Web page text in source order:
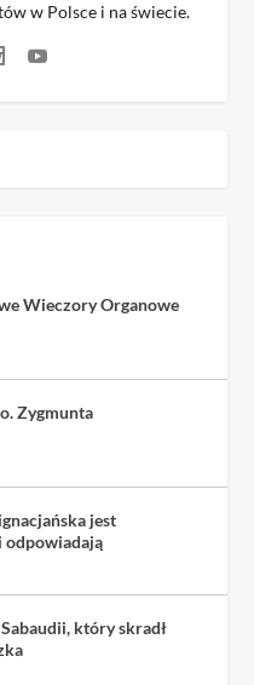
w Polsce i na świecie.
Wieczory Organowe
Zygmunta
jest
odpowiadają
który skradł